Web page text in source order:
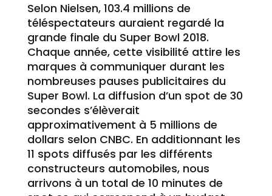
Selon Nielsen, 103.4 millions de
téléspectateurs auraient regardé la
grande finale du Super Bowl 2018.
Chaque année, cette visibilité attire les
marques à communiquer durant les
nombreuses pauses publicitaires du
Super Bowl. La diffusion d’un spot de 30
secondes s’élèverait
approximativement à 5 millions de
dollars selon CNBC. En additionnant les
11 spots diffusés par les différents
constructeurs automobiles, nous
arrivons à un total de 10 minutes de